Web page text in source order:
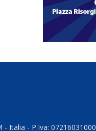
Italia - P.Iva: 07216031000